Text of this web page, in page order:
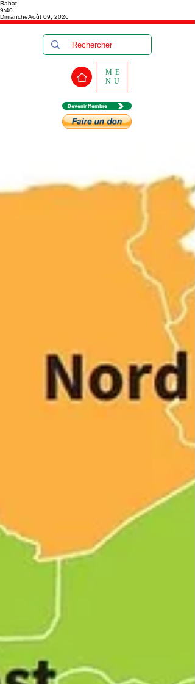
Rabat
9:40
DimancheAoût 09, 2026
Devenir Membre
ME
NU